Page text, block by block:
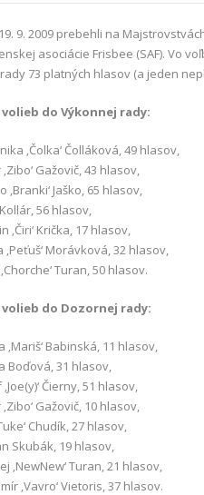
9. 2009 prebehli na
asociácie Frisbee (SAF). Vo
73 platných hlasov (a jeden
do Výkonnej rady:
‚Čolka‘ Čolláková, 49 hlasov,
Gažovič, 43 hlasov,
‚Branki‘ Jaško, 65 hlasov,
56 hlasov,
‚Čiri‘ Krička, 17 hlasov,
‚Peťuš‘ Morávková, 32 hlasov,
Turan, 50 hlasov.
volieb do Dozornej rady:
‚Mariš‘ Babinská, 11 hlasov,
Boďová, 31 hlasov,
‚Joe(y)‘ Čierny, 51 hlasov,
Gažovič, 10 hlasov,
Chudík, 27 hlasov,
Skubák, 19 hlasov,
‚NewNew‘ Turan, 21 hlasov,
‚Vavro‘ Vietoris, 37 hlasov.